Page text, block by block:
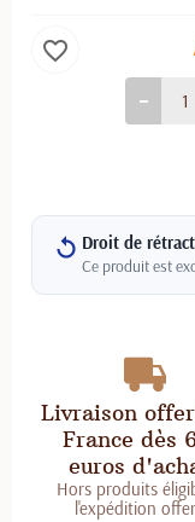
favorite_border
Droit de
Ce produit est
Livraison
France dès
euros
Hors produits
l'expédition